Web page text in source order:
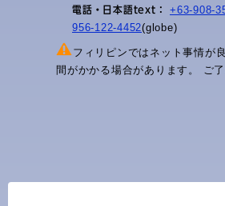
電話・日本語text： +63-908-
956-122-4452(globe)
フィリピンではネット事情が
間がかかる場合があります。 ご了